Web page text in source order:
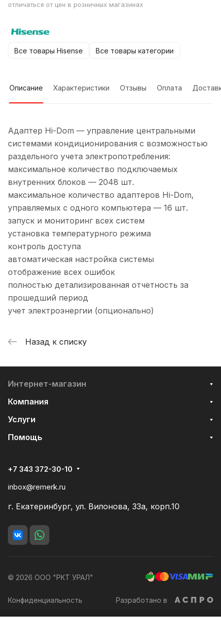
отличаться от цен в розничных магазинах
Все товары Hisense Все товары категории
Описание Характеристики Отзывы Оплата
Адаптер Hi-Dom — управление центральными
системами кондиционирования с возможностью
раздельного учета электропотребления:
максимальное количество подключаемых
внутренних блоков — 2048 шт.
максимальное количество адаптеров Hi-Dom,
управляемых с одного компьютера — 16 шт.
запуск и мониторинг всех систем
установка температурного режима
контроль доступа
автоматическая настройка системы
отображение всех ошибок
полностью детализированная отчетность за
прошедший период
учет электроэнергии (опционально)
Назад к списку
Интернет-магазин
Компания
Услуги
Помощь
+7 343 372-30-10
inbox@remerk.ru
г. Екатеринбург, ул. Вилонова, 33а, корп.10
© 2026 ООО "РКТ УРАЛ"
Конфиденциальность Разработано в